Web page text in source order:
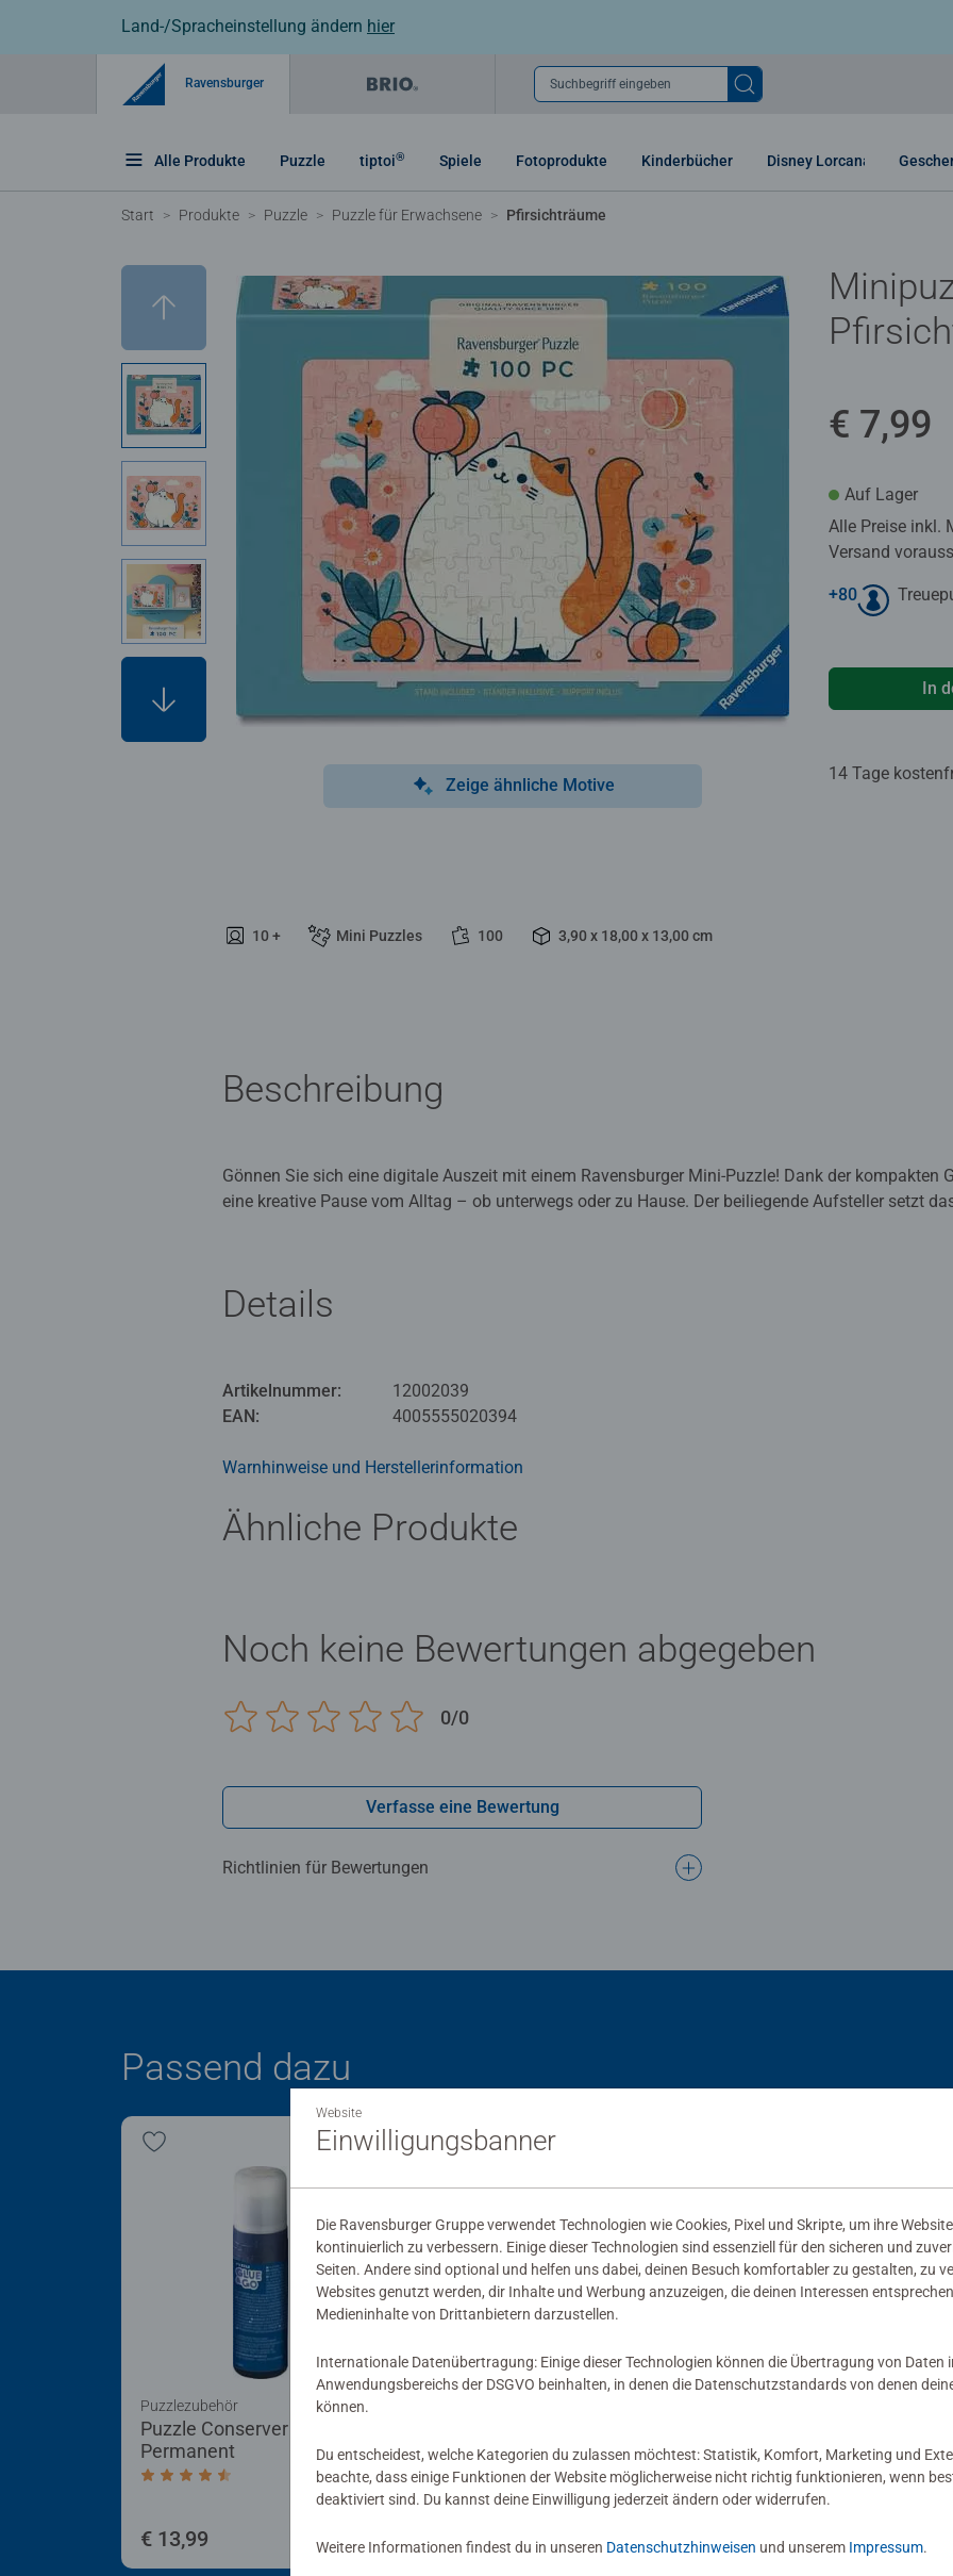
Land-/Spracheinstellung ändern hier
Ravensburger Suchbegriff eingeben
Alle Produkte Puzzle tiptoi® Spiele Fotoprodukte Kinderbücher Disney Lorcana
Start Produkte Puzzle Puzzle für Erwachsene Pfirsichträume
Zeige ähnliche Motive
10 + Mini Puzzles 100 3,90 x 18,00 x 13,00 cm
€ 7,99
Auf Lager
Alle Preise inkl.
Versand
+80
In
14 Tage
Beschreibung
Gönnen Sie sich eine digitale Auszeit mit einem Ravensburger Mini-Puzzle! Dank der kompakten
eine kreative Pause vom Alltag – ob unterwegs oder zu Hause. Der beiliegende Aufsteller setzt
Puzzlespaß im Mini-Format – für kreative Auszeiten zu Hause, im Büro oder unterwegs! Die 100-
sind angenehm blendfrei. Als besonderes Extra enthält jedes Minipuzzle einen kleinen Aufsteller,
präsentiert – ob auf dem Schreibtisch, im Regal oder als kleines Geschenk. Geeignet für
Details
Artikelnummer:
12002039
EAN:
4005555020394
Warnhinweise und Herstellerinformation
Ähnliche Produkte
Noch keine Bewertungen abgegeben
0/0
Verfasse eine Bewertung
Richtlinien für Bewertungen
Passend dazu
Puzzle Conserver
Permanent
Durchschnittliche Bewertung 4,4 von 5 Sternen.
Puzzlezubehör
€ 13,99 € 40,00 € 30,00
Website
Einwilligungsbanner
Die Ravensburger Gruppe verwendet Technologien wie Cookies, Pixel und Skripte, um ihre
kontinuierlich zu verbessern. Einige dieser Technologien sind essenziell für den sicheren und
Seiten. Andere sind optional und helfen uns dabei, deinen Besuch komfortabler zu gestalten, zu
Websites genutzt werden, dir Inhalte und Werbung anzuzeigen, die deinen Interessen
Medieninhalte von Drittanbietern darzustellen.
Internationale Datenübertragung: Einige dieser Technologien können die Übertragung von Daten
Anwendungsbereichs der DSGVO beinhalten, in denen die Datenschutzstandards von denen
können.
Du entscheidest, welche Kategorien du zulassen möchtest: Statistik, Komfort, Marketing und
beachte, dass einige Funktionen der Website möglicherweise nicht richtig funktionieren, wenn
deaktiviert sind. Du kannst deine Einwilligung jederzeit ändern oder widerrufen.
Weitere Informationen findest du in unseren Datenschutzhinweisen und unserem Impressum.